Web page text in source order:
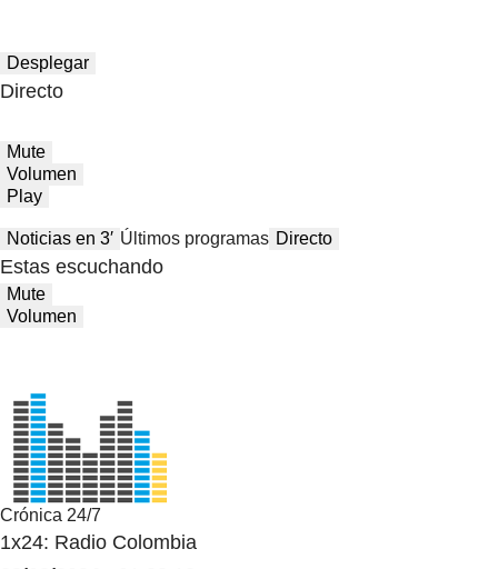
Desplegar
Directo
Mute
Volumen
Play
Noticias en 3′ Últimos programas Directo
Estas escuchando
Mute
Volumen
Crónica 24/7
1x24: Radio Colombia